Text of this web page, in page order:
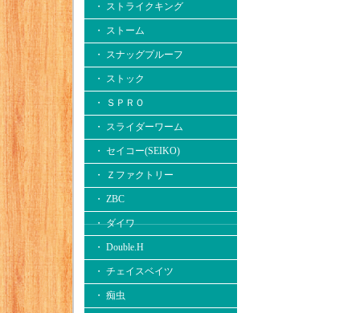
・ ストライクキング
・ ストーム
・ スナッグプルーフ
・ ストック
・ ＳＰＲＯ
・ スライダーワーム
・ セイコー(SEIKO)
・ Ｚファクトリー
・ ZBC
・ ダイワ
・ Double.H
・ チェイスベイツ
・ 痴虫